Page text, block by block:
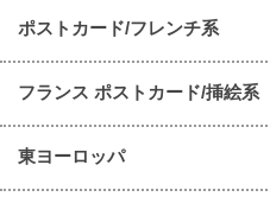
ポストカード/フレンチ系
フランス ポストカード/挿絵系
東ヨーロッパ